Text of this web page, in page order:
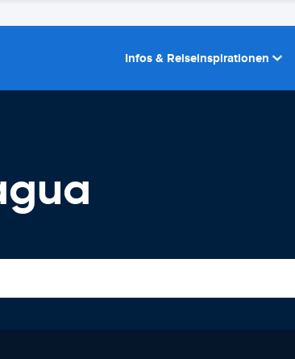
Infos & Reiseinspirationen